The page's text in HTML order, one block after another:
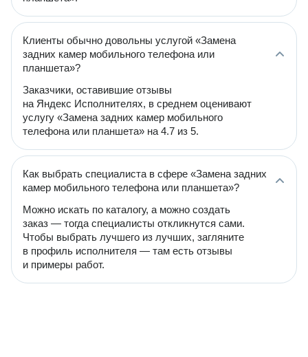
Клиенты обычно довольны услугой «Замена
задних камер мобильного телефона или
планшета»?
Заказчики, оставившие отзывы
на Яндекс Исполнителях, в среднем оценивают
услугу «Замена задних камер мобильного
телефона или планшета» на 4.7 из 5.
Как выбрать специалиста в сфере «Замена задних
камер мобильного телефона или планшета»?
Можно искать по каталогу, а можно создать
заказ — тогда специалисты откликнутся сами.
Чтобы выбрать лучшего из лучших, загляните
в профиль исполнителя — там есть отзывы
и примеры работ.